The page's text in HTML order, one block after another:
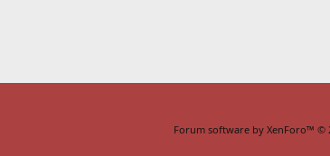
Forum software by XenForo™ ©